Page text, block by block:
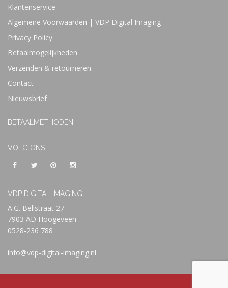
Klantenservice
Algemene Voorwaarden | VDP Digital Imaging
Privacy Policy
Betaalmogelijkheden
Verzenden & retourneren
Contact
Nieuwsbrief
BETAALMETHODEN
VOLG ONS
VDP DIGITAL IMAGING
A.G. Bellstraat 27
7903 AD Hoogeveen
0528-236 788
info@vdp-digital-imaging.nl